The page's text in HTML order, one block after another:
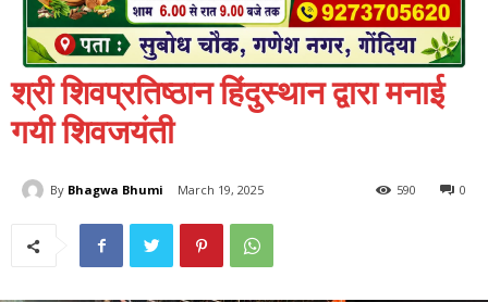
श्री शिवप्रतिष्ठान हिंदुस्थान द्वारा मनाई
गयी शिवजयंती
By Bhagwa Bhumi March 19, 2025 0
590